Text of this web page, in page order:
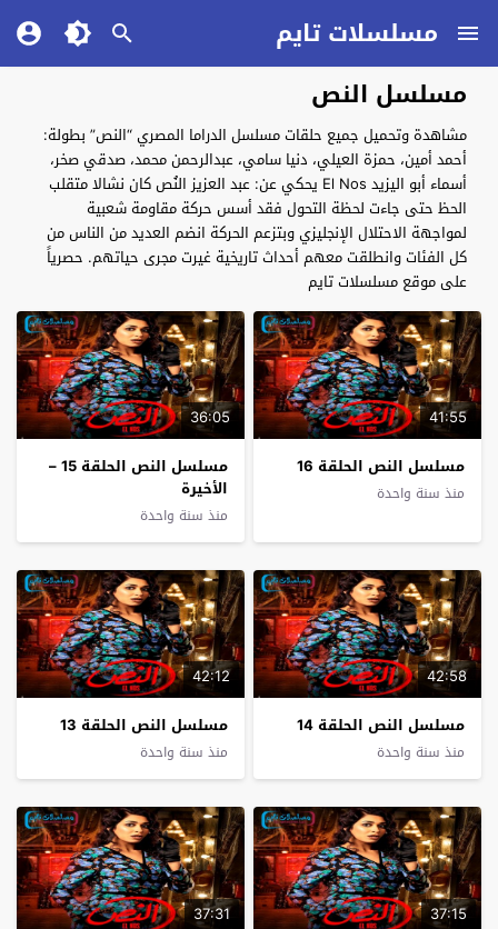
مسلسلات تايم
مسلسل النص
مشاهدة وتحميل جميع حلقات مسلسل الدراما المصري “النص” بطولة:
أحمد أمين، حمزة العيلي، دنيا سامي، عبدالرحمن محمد، صدقي صخر،
أسماء أبو اليزيد El Nos يحكي عن: عبد العزيز النُص كان نشالا متقلب
الحظ حتى جاءت لحظة التحول فقد أسس حركة مقاومة شعبية
لمواجهة الاحتلال الإنجليزي وبتزعم الحركة انضم العديد من الناس من
كل الفئات وانطلقت معهم أحداث تاريخية غيرت مجرى حياتهم. حصرياً
على موقع مسلسلات تايم
41:55
مسلسل النص الحلقة 16
منذ سنة واحدة
36:05
مسلسل النص الحلقة 15 –
الأخيرة
منذ سنة واحدة
42:58
مسلسل النص الحلقة 14
منذ سنة واحدة
42:12
مسلسل النص الحلقة 13
منذ سنة واحدة
37:15
37:31